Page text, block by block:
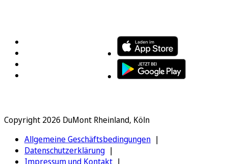
Copyright 2026 DuMont Rheinland, Köln
Allgemeine Geschäftsbedingungen
Datenschutzerklärung
Impressum und Kontakt